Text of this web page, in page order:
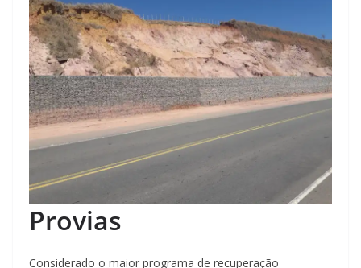
Provias
Considerado o maior programa de recuperação